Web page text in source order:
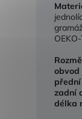
obvod
zadní
délka